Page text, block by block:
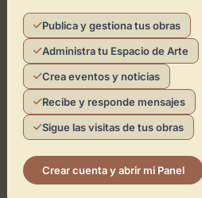
Toca el mapa para
Activar
Publica y gestiona tus obras
Administra tu Espacio de Arte
Crea eventos y noticias
Recibe y responde mensajes
Sigue las visitas de tus obras
Crear cuenta y abrir mi Panel